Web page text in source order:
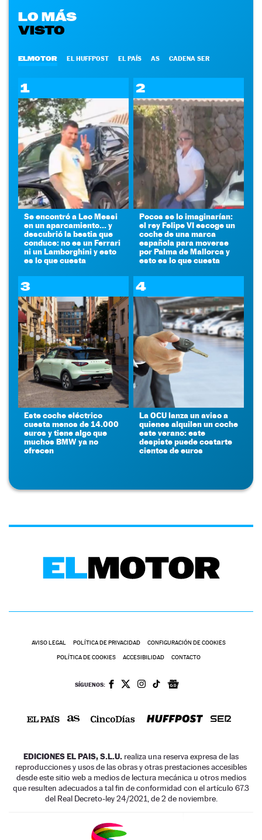
LO MÁS
VISTO
ELMOTOR EL HUFFPOST EL PAÍS AS CADENA SER
1
Se encontró a Leo Messi
en un aparcamiento... y
descubrió la bestia que
conduce: no es un Ferrari
ni un Lamborghini y esto
es lo que cuesta
2
Pocos se lo imaginarían:
el rey Felipe VI escoge un
coche de una marca
española para moverse
por Palma de Mallorca y
esto es lo que cuesta
3
Este coche eléctrico
cuesta menos de 14.000
euros y tiene algo que
muchos BMW ya no
ofrecen
4
La OCU lanza un aviso a
quienes alquilen un coche
este verano: este
despiste puede costarte
cientos de euros
AVISO LEGAL POLÍTICA DE PRIVACIDAD CONFIGURACIÓN DE COOKIES
POLÍTICA DE COOKIES ACCESIBILIDAD CONTACTO
SÍGUENOS:
EDICIONES EL PAIS, S.L.U. realiza una reserva expresa de las
reproducciones y usos de las obras y otras prestaciones accesibles
desde este sitio web a medios de lectura mecánica u otros medios
que resulten adecuados a tal fin de conformidad con el artículo 67.3
del Real Decreto-ley 24/2021, de 2 de noviembre.